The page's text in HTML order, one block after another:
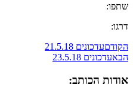
שתפו:
דרגו:
הקודםעדכונים 21.5.18
הבאעדכונים 23.5.18
אודות הכותב: